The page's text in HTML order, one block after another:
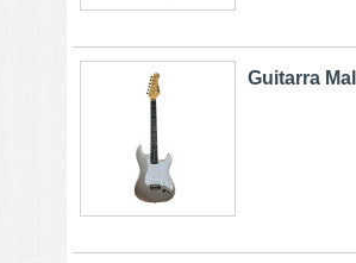
Guitarra